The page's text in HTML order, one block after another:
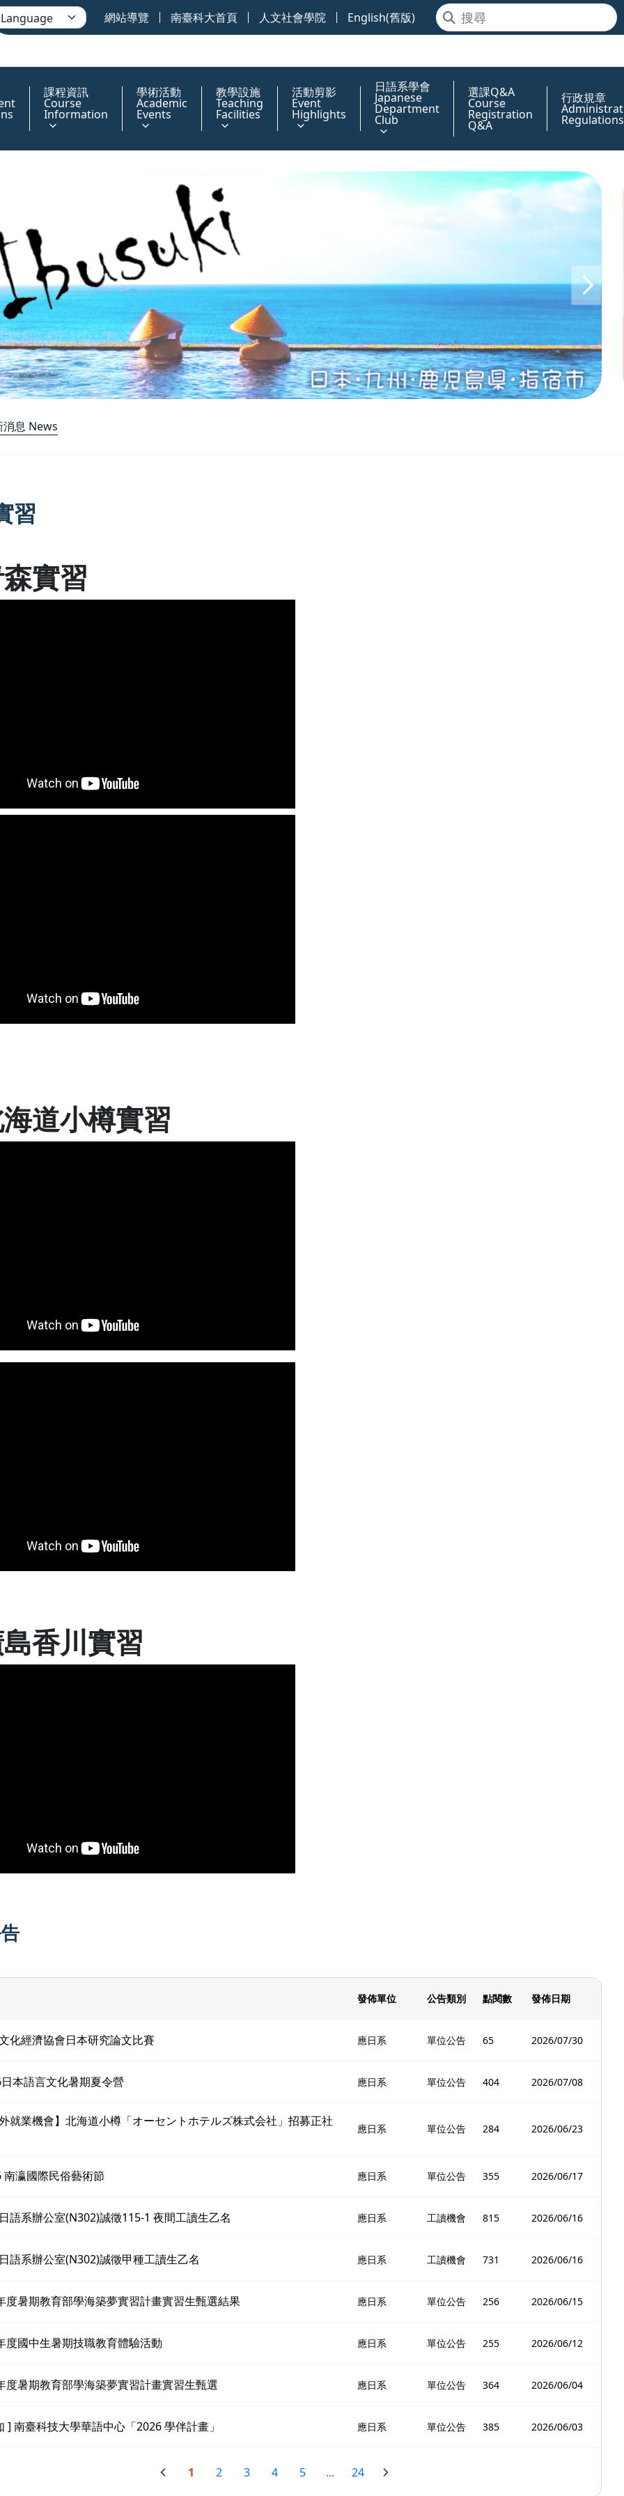
網站導覽 南臺科大首頁 人文社會學院 English(舊版)
課程資訊
Course
Information
學術活動
Academic
Events
教學設施
Teaching
Facilities
活動剪影
Event
Highlights
日語系學會
Japanese
Department
Club
選課Q&A
Course
Registration
Q&A
行政規章
Regulations
消息 News
習
實習
道小樽實習
香川實習
發佈單位 公告類別 點閱數 發佈日期
化經濟協會日本研究論文比賽 應日系 單位公告 65 2026/07/30
本語言文化暑期夏令營 應日系 單位公告 404 2026/07/08
就業機會】北海道小樽「オーセントホテルズ株式会社」招募正社
應日系 單位公告 284 2026/06/23
南瀛國際民俗藝術節 應日系 單位公告 355 2026/06/17
語系辦公室(N302)誠徵115-1 夜間工讀生乙名 應日系 工讀機會 815 2026/06/16
語系辦公室(N302)誠徵甲種工讀生乙名 應日系 工讀機會 731 2026/06/16
度暑期教育部學海築夢實習計畫實習生甄選結果 應日系 單位公告 256 2026/06/15
度國中生暑期技職教育體驗活動 應日系 單位公告 255 2026/06/12
度暑期教育部學海築夢實習計畫實習生甄選 應日系 單位公告 364 2026/06/04
] 南臺科技大學華語中心「2026 學伴計畫」 應日系 單位公告 385 2026/06/03
1 2 3 4 5 ... 24